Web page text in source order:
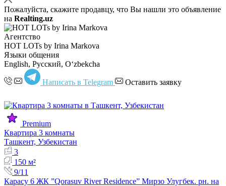
Пожалуйста, скажите продавцу, что Вы нашли это объявление
на Realting.uz
Агентство
HOT LOTs by Irina Markova
Языки общения
English, Русский, Oʻzbekcha
Написать в Telegram Оставить заявку
Premium
Квартира 3 комнаты
Ташкент, Узбекистан
3
150 м²
9/11
Карасу 6 ЖК ”Qorasuv River Residence” Мирзо Улугбек. рн. на